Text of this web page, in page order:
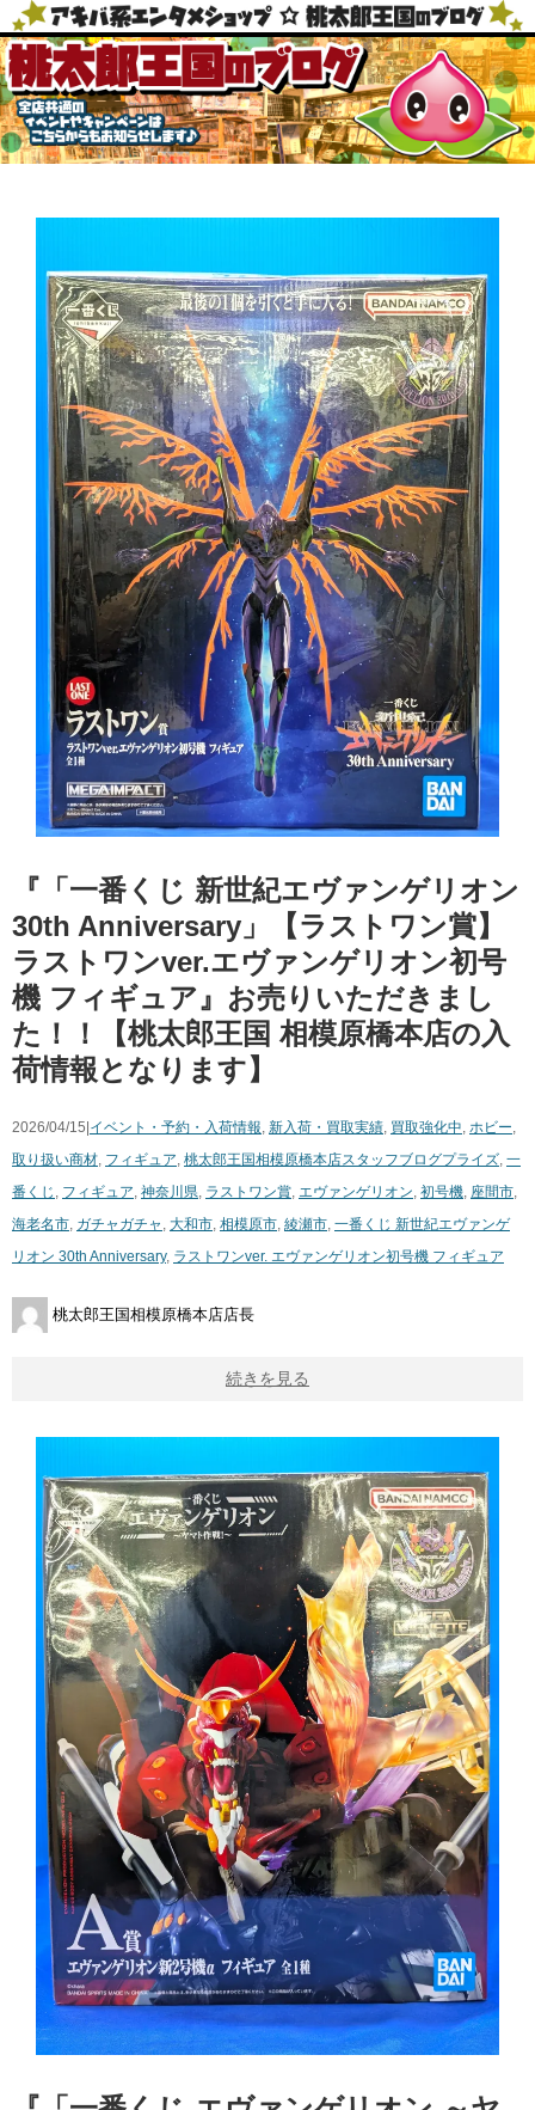
『「一番くじ 新世紀エヴァンゲリオン
30th Anniversary」【ラストワン賞】
ラストワンver.エヴァンゲリオン初号
機 フィギュア』お売りいただきまし
た！！【桃太郎王国 相模原橋本店の入
荷情報となります】
2026/04/15|イベント・予約・入荷情報 新入荷・買取実績 買取強化中 ホビー
取り扱い商材 フィギュア 桃太郎王国相模原橋本店スタッフブログプライズ 一
番くじ
フィギュア 神奈川県 ラストワン賞 エヴァンゲリオン 初号機 座間市
海老名市 ガチャガチャ 大和市 相模原市 綾瀬市 一番くじ 新世紀エヴァンゲ
リオン 30th Anniversary, ラストワンver. エヴァンゲリオン初号機 フィギュア
桃太郎王国相模原橋本店店長
続きを見る